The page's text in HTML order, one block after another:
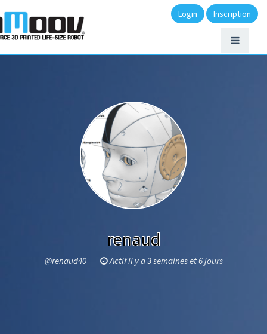
Login Inscription
renaud
@renaud40 Actif il y a 3 semaines et 6 jours